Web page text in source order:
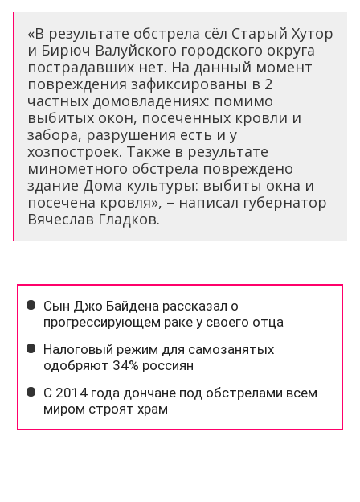
«В результате обстрела сёл Старый Хутор
и Бирюч Валуйского городского округа
пострадавших нет. На данный момент
повреждения зафиксированы в 2
частных домовладениях: помимо
выбитых окон, посеченных кровли и
забора, разрушения есть и у
хозпостроек. Также в результате
минометного обстрела повреждено
здание Дома культуры: выбиты окна и
посечена кровля», – написал губернатор
Вячеслав Гладков.